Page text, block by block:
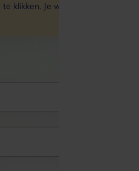
klikken. Je winkelmand